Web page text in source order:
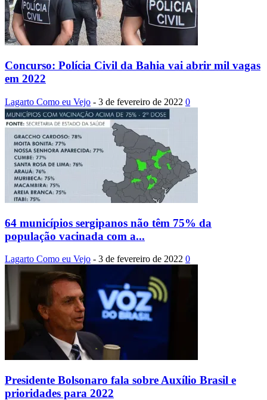
Concurso: Polícia Civil da Bahia vai abrir mil vagas
em 2022
Lagarto Como eu Vejo - 3 de fevereiro de 2022 0
64 municípios sergipanos não têm 75% da
população vacinada com a...
Lagarto Como eu Vejo - 3 de fevereiro de 2022 0
Presidente Bolsonaro fala sobre Auxílio Brasil e
prioridades para 2022